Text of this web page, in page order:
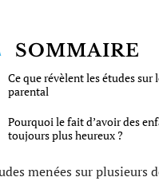
SOMMAIRE
Ce que révèlent les études sur
parental
Pourquoi le fait d’avoir des
toujours plus heureux ?
menées sur plusieurs